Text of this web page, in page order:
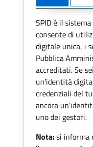
SPID è il
consente di
digitale unica, i
Pubblica
accreditati. Se
un'identità
credenziali del
ancora
uno dei gestori.
Nota:si informa